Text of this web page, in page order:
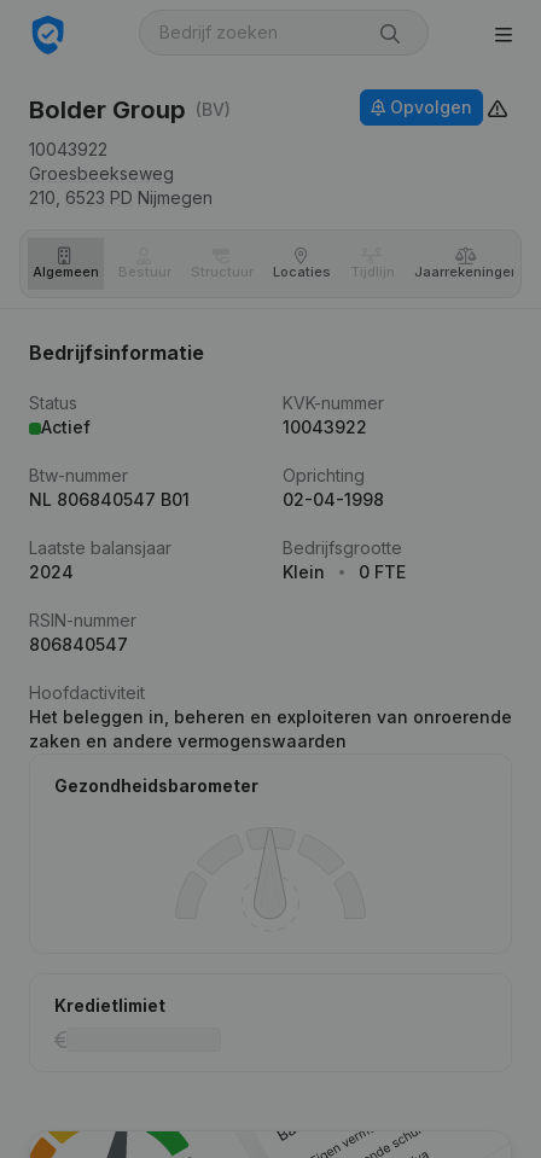
Bolder Group (BV)
10043922
Groesbeekseweg
210, 6523 PD Nijmegen
Opvolgen
Algemeen Bestuur Structuur Locaties Tijdlijn Jaar­rekeningen
Bedrijfsinformatie
Status
Actief
KVK-nummer
10043922
Btw-nummer
NL 806840547 B01
Oprichting
02-04-1998
Laatste balansjaar
2024
Bedrijfsgrootte
Klein
0 FTE
RSIN-nummer
806840547
Hoofdactiviteit
Het beleggen in, beheren en exploiteren van onroerende
zaken en andere vermogenswaarden
Gezondheidsbarometer
Kredietlimiet